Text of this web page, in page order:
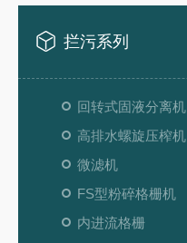
拦污系列
回转式固液分离机
高排水螺旋压榨机
微滤机
FS型粉碎格栅机
内进流格栅